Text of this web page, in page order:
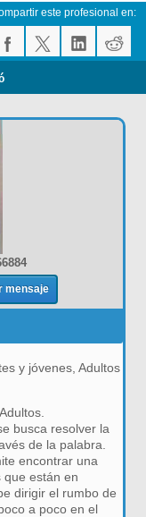
este profesional en:
mensaje
y jóvenes, Adultos
busca resolver la
de la palabra.
encontrar una
que están en
dirigir el rumbo de
a poco en el